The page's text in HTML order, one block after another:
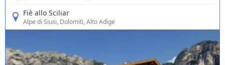
Fiè allo Sciliar
Alpe di Siusi, Dolomiti, Alto Adige